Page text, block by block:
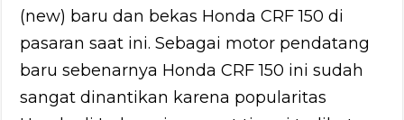
(new) baru dan bekas Honda CRF 150 di
pasaran saat ini. Sebagai motor pendatang
baru sebenarnya Honda CRF 150 ini sudah
sangat dinantikan karena popularitas